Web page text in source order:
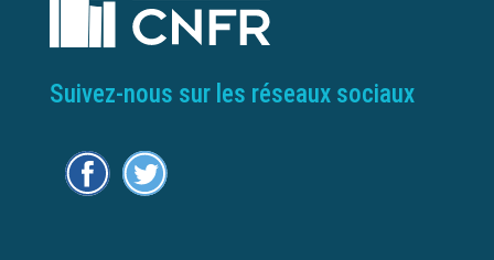
Suivez-nous sur les réseaux sociaux